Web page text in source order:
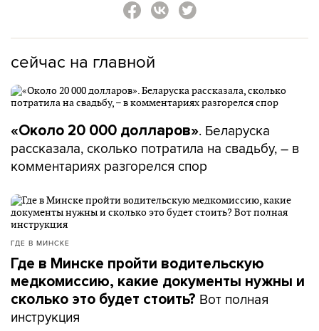
сейчас на главной
«Около 20 000 долларов». Беларуска
рассказала, сколько потратила на свадьбу, – в
комментариях разгорелся спор
ГДЕ В МИНСКЕ
Где в Минске пройти водительскую
медкомиссию, какие документы нужны и
сколько это будет стоить? Вот полная
инструкция